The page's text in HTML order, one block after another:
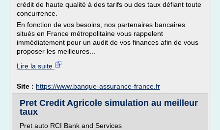
crédit de haute qualité à des tarifs ou des taux défiant toute
concurrence.
En fonction de vos besoins, nos partenaires bancaires
situés en France métropolitaine vous rappelent
immédiatement pour un audit de vos finances afin de vous
proposer les meilleures...
Lire la suite
Site : https://www.banque-assurance-france.fr
Pret Credit Agricole simulation au meilleur
taux
Pret auto RCI Bank and Services